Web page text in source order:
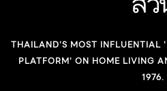
“Zelection Built-in” ที่ทลายทุก
Laura Ashley และ Universal
ที่จะเป็น Hub ของกลุ่มลูกค้าอินที
THAILAND'S MOST INFLUENTIAL
PLATFORM' ON HOME LIVING
1976.